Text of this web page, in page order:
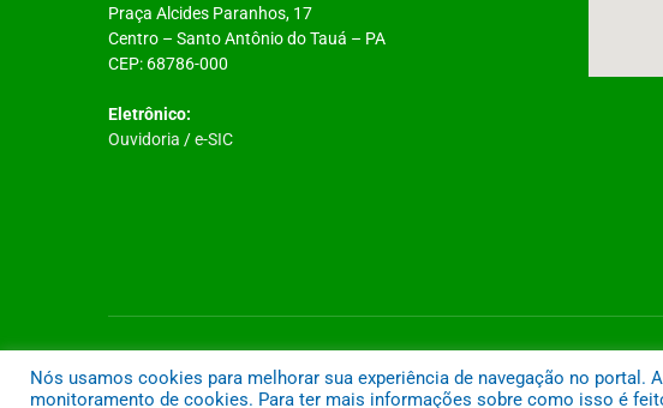
Praça Alcides Paranhos, 17
Centro – Santo Antônio do Tauá – PA
CEP: 68786-000
Eletrônico:
Ouvidoria /e-SIC
Nós usamos cookies para melhorar sua experiência de navegação no
monitoramento de cookies. Para ter mais informações sobre como isso é